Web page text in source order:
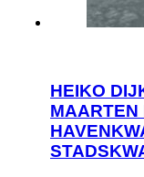
HEIKO
MAARTEN